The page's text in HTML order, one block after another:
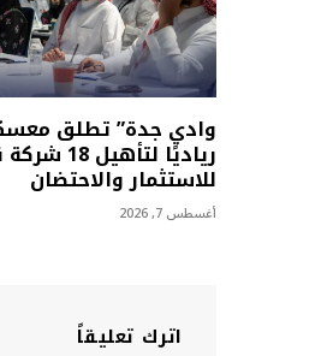
وادي جدة” تطلق
رياديًا
للاستثمار والاحتضان
أغسطس 7, 2026
اترك تعليقاً